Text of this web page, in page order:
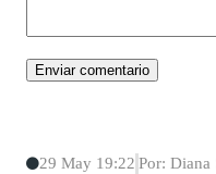
29 May 19:22 Por: Diana